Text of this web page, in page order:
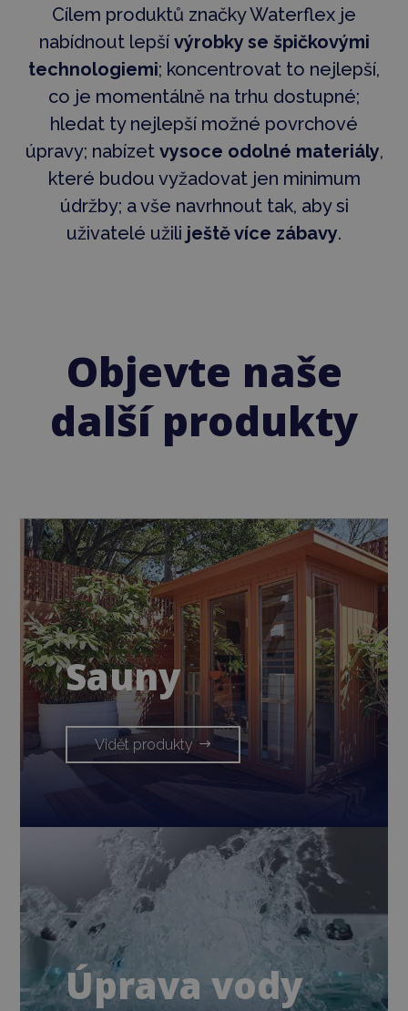
Cílem produktů značky Waterflex je
nabídnout lepší výrobky se špičkovými
technologiemi; koncentrovat to nejlepší,
co je momentálně na trhu dostupné;
hledat ty nejlepší možné povrchové
úpravy; nabízet vysoce odolné materiály,
které budou vyžadovat jen minimum
údržby; a vše navrhnout tak, aby si
uživatelé užili ještě více zábavy.
Objevte naše
další produkty
Sauny
Vidět produkty
Úprava vody